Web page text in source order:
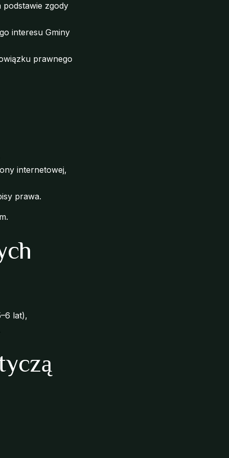
podstawie zgody
interesu Gminy
prawnego
internetowej,
prawa.
lat),